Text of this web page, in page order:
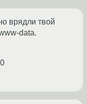
врядли твой
data.